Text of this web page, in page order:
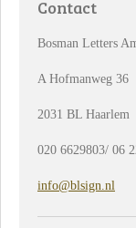
Contact
Bosman Letters
A Hofmanweg 36
2031 BL Haarlem
020 6629803/ 06
info@blsign.nl